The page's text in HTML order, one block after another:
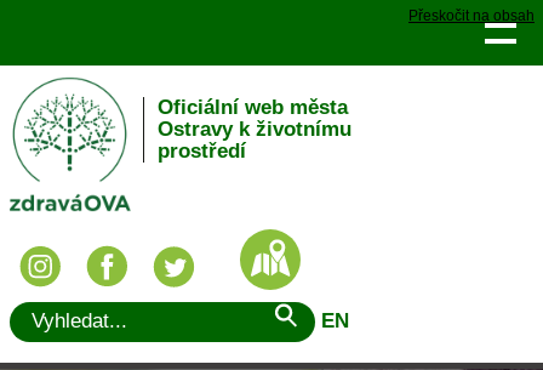
Přeskočit na obsah
Oficiální web města
Ostravy k životnímu
prostředí
EN